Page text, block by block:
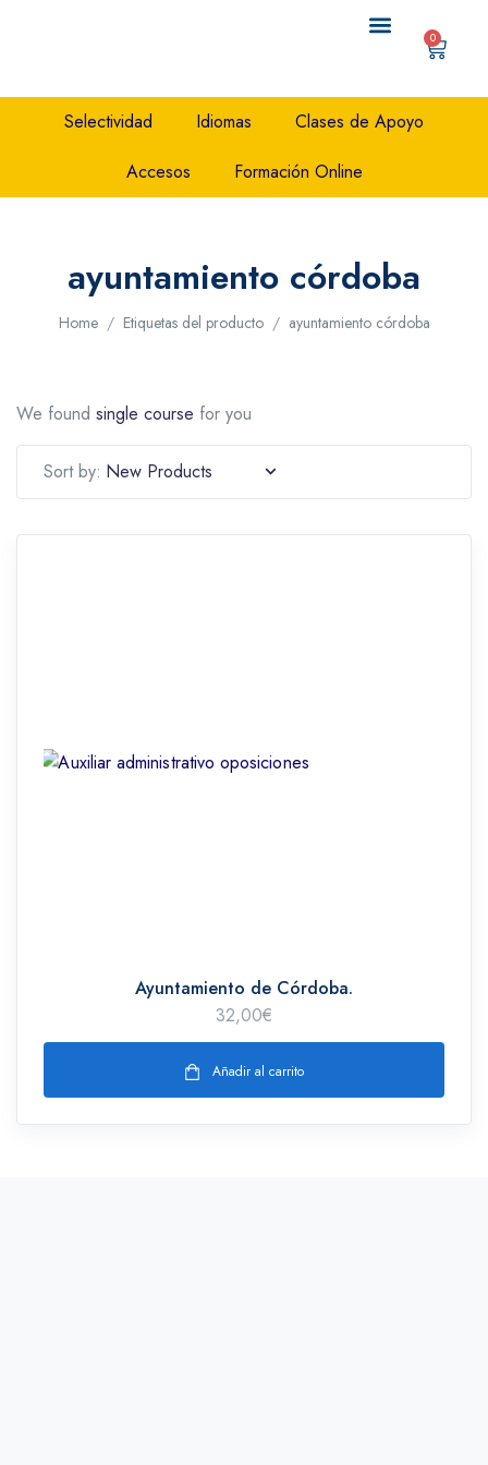
0
Selectividad Idiomas
Clases de Apoyo
Accesos
Formación Online
ayuntamiento córdoba
Home Etiquetas del producto ayuntamiento córdoba
We found single course for you
Sort by:
Ayuntamiento de Córdoba.
32,00€
Añadir al carrito